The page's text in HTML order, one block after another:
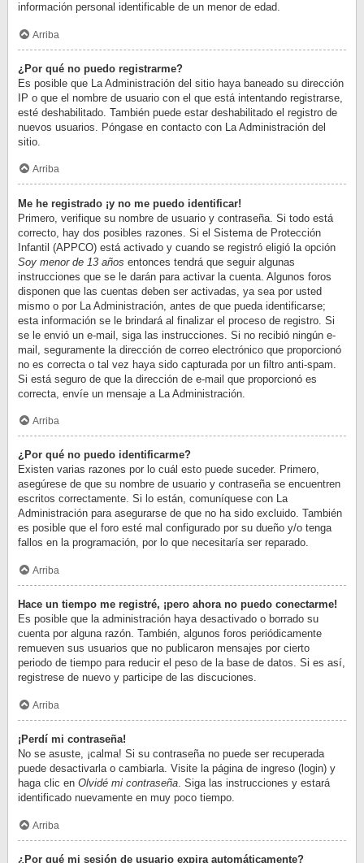
información personal identificable de un menor de edad.
Arriba
¿Por qué no puedo registrarme?
Es posible que La Administración del sitio haya baneado su dirección
IP o que el nombre de usuario con el que está intentando registrarse,
esté deshabilitado. También puede estar deshabilitado el registro de
nuevos usuarios. Póngase en contacto con La Administración del
sitio.
Arriba
Me he registrado ¡y no me puedo identificar!
Primero, verifique su nombre de usuario y contraseña. Si todo está
correcto, hay dos posibles razones. Si el Sistema de Protección
Infantil (APPCO) está activado y cuando se registró eligió la opción
Soy menor de 13 años entonces tendrá que seguir algunas
instrucciones que se le darán para activar la cuenta. Algunos foros
disponen que las cuentas deben ser activadas, ya sea por usted
mismo o por La Administración, antes de que pueda identificarse;
esta información se le brindará al finalizar el proceso de registro. Si
se le envió un e-mail, siga las instrucciones. Si no recibió ningún e-
mail, seguramente la dirección de correo electrónico que proporcionó
no es correcta o tal vez haya sido capturada por un filtro anti-spam.
Si está seguro de que la dirección de e-mail que proporcionó es
correcta, envíe un mensaje a La Administración.
Arriba
¿Por qué no puedo identificarme?
Existen varias razones por lo cuál esto puede suceder. Primero,
asegúrese de que su nombre de usuario y contraseña se encuentren
escritos correctamente. Si lo están, comuníquese con La
Administración para asegurarse de que no ha sido excluido. También
es posible que el foro esté mal configurado por su dueño y/o tenga
fallos en la programación, por lo que necesitaría ser reparado.
Arriba
Hace un tiempo me registré, ¡pero ahora no puedo conectarme!
Es posible que la administración haya desactivado o borrado su
cuenta por alguna razón. También, algunos foros periódicamente
remueven sus usuarios que no publicaron mensajes por cierto
periodo de tiempo para reducir el peso de la base de datos. Si es así,
registrese de nuevo y participe de las discuciones.
Arriba
¡Perdí mi contraseña!
No se asuste, ¡calma! Si su contraseña no puede ser recuperada
puede desactivarla o cambiarla. Visite la página de ingreso (login) y
haga clic en Olvidé mi contraseña. Siga las instrucciones y estará
identificado nuevamente en muy poco tiempo.
Arriba
¿Por qué mi sesión de usuario expira automáticamente?